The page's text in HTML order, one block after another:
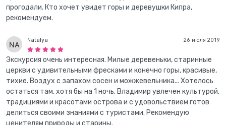
прогодали. Кто хочет увидет горы и деревушки Кипра,
рекомендуем.
26 июля 2019
Natalya
Экскурсия очень интересная. Милые деревеньки, старинные
церкви с удивительными фресками и конечно горы, красивые,
тихие. Воздух с запахом сосен и можжевельника... Хотелось
остаться там, хотя бы на 1 ночь. Владимир увлечен культурой,
традициями и красотами острова и с удовольствием готов
делиться своими знаниями с туристами. Рекомендую